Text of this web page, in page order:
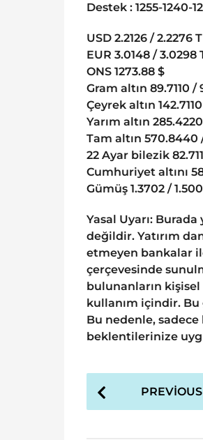
Destek : 1255-1240-
USD 2.2126 / 2.2276
EUR 3.0148 / 3.0298
ONS 1273.88 $
Gram altın 89.7110 /
Çeyrek altın 142.7110
Yarım altın
Tam altın 570.8440
22 Ayar bilezik
Cumhuriyet altını
Gümüş 1.3702 /
Yasal Uyarı:
değildir. Yatırım
etmeyen bankalar
çerçevesinde
bulunanların
kullanım içindir.
Bu nedenle,
beklentilerinize
P
o